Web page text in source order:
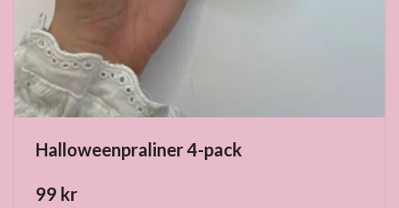
Halloweenpraliner 4-pack
99 kr